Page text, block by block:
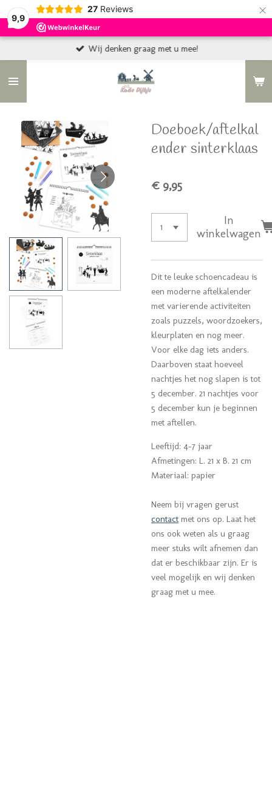
9,9
27 Reviews ×
Wij denken graag met u mee!
Doeboek/aftelkal
ender sinterklaas
€ 9,95
In
winkelwagen
Dit te leuke schoencadeau is
een moderne aftelkalender
met varierende activiteiten
zoals puzzels, woordzoekers,
kleurplaten en nog meer.
Voor elke dag iets anders.
Daarboven staat hoeveel
nachtjes het nog slapen is tot
5 december. 21 nachtjes voor
5 december kun je beginnen
met aftellen.
Leeftijd: 4-7 jaar
Afmetingen: L. 21 x B. 21 cm
Materiaal: papier
Neem bij vragen gerust
contact met ons op. Laat het
ons ook weten als u graag
meer stuks wilt afnemen dan
dat er beschikbaar zijn. Er is
veel mogelijk en wij denken
graag met u mee.